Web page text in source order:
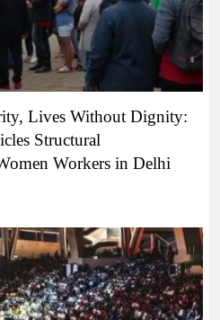
Lives Without Dignity:
Structural
Workers in Delhi